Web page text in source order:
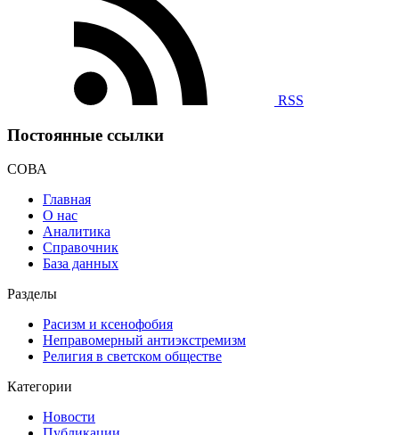
RSS
Постоянные ссылки
СОВА
Главная
О нас
Аналитика
Справочник
База данных
Разделы
Расизм и ксенофобия
Неправомерный антиэкстремизм
Религия в светском обществе
Категории
Новости